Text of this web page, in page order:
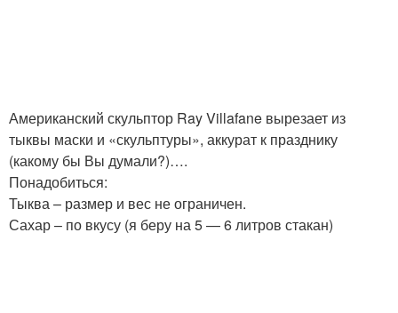
Американский скульптор Ray Villafane вырезает из
тыквы маски и «скульптуры», аккурат к празднику
(какому бы Вы думали?)….
Понадобиться:
Тыква – размер и вес не ограничен.
Сахар – по вкусу (я беру на 5 — 6 литров стакан)